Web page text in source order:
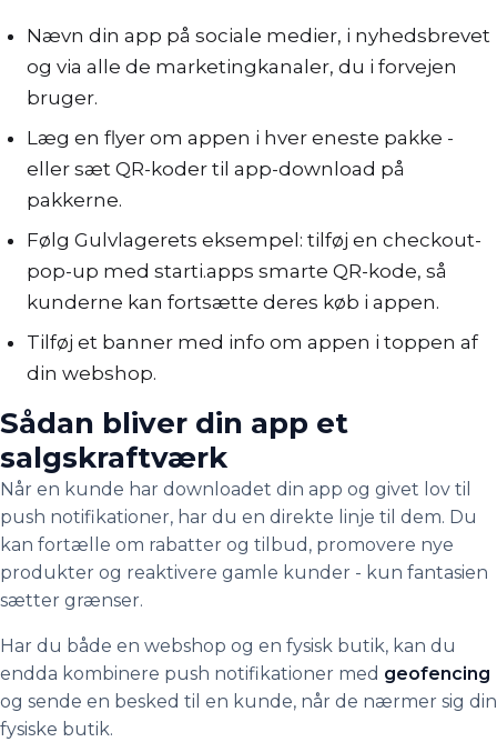
Nævn din app på sociale medier, i nyhedsbrevet
og via alle de marketingkanaler, du i forvejen
bruger.
Læg en flyer om appen i hver eneste pakke -
eller sæt QR-koder til app-download på
pakkerne.
Følg Gulvlagerets eksempel: tilføj en checkout-
pop-up med starti.apps smarte QR-kode, så
kunderne kan fortsætte deres køb i appen.
Tilføj et banner med info om appen i toppen af
din webshop.
Sådan bliver din app et
salgskraftværk
Når en kunde har downloadet din app og givet lov til
push notifikationer, har du en direkte linje til dem. Du
kan fortælle om rabatter og tilbud, promovere nye
produkter og reaktivere gamle kunder - kun fantasien
sætter grænser.
Har du både en webshop og en fysisk butik, kan du
endda kombinere push notifikationer med geofencing
og sende en besked til en kunde, når de nærmer sig din
fysiske butik.